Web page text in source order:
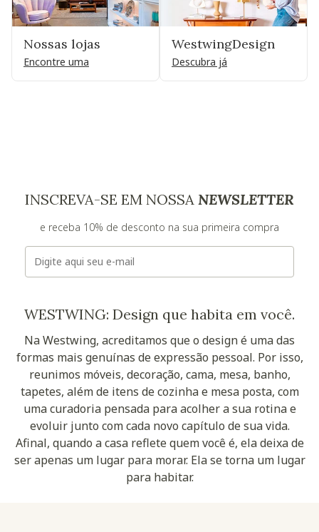
Nossas lojas
Encontre uma
WestwingDesign
Descubra já
INSCREVA-SE EM NOSSA NEWSLETTER
e receba 10% de desconto na sua primeira compra
WESTWING: Design que habita em você.
Na Westwing, acreditamos que o design é uma das
formas mais genuínas de expressão pessoal. Por isso,
reunimos móveis, decoração, cama, mesa, banho,
tapetes, além de itens de cozinha e mesa posta, com
uma curadoria pensada para acolher a sua rotina e
evoluir junto com cada novo capítulo de sua vida.
Afinal, quando a casa reflete quem você é, ela deixa de
ser apenas um lugar para morar. Ela se torna um lugar
para habitar.